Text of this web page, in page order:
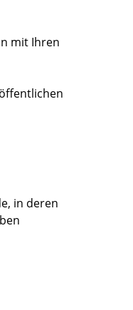
mit Ihren
in deren